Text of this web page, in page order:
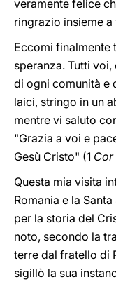
veramente felice
ringrazio insieme
Eccomi finalmente
speranza. Tutti
di ogni comunità e
laici, stringo in un
mentre vi saluto
"Grazia a voi e
Gesù Cristo" (1 Cor
Questa mia visita
Romania e la
per la storia del
noto, secondo la
terre dal fratello di
sigillò la sua